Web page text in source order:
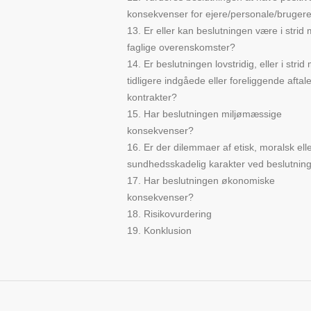
konsekvenser for ejere/personale/
13. Er eller kan beslutningen være i strid
faglige overenskomster?
14. Er beslutningen lovstridig, eller i strid
tidligere indgåede eller foreliggende
kontrakter?
15. Har beslutningen miljømæssige
konsekvenser?
16. Er der dilemmaer af etisk, moralsk
sundhedsskadelig karakter ved
17. Har beslutningen økonomiske
konsekvenser?
18. Risikovurdering
19. Konklusion